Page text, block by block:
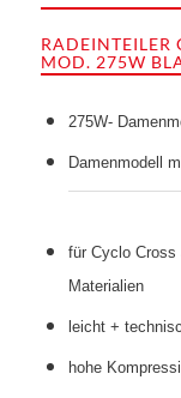
RADEINTEILER
MOD. 275W
275W-
Damenmodell
für Cyclo Cross
Materialien
leicht +
hohe